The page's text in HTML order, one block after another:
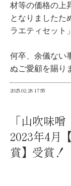
材等の価格の上
となりましたた
ラエティセット
何卒、余儀ない
ぬご愛顧を賜り
2025.02.28 17:55
「山吹味
2023年4月
賞】受賞！